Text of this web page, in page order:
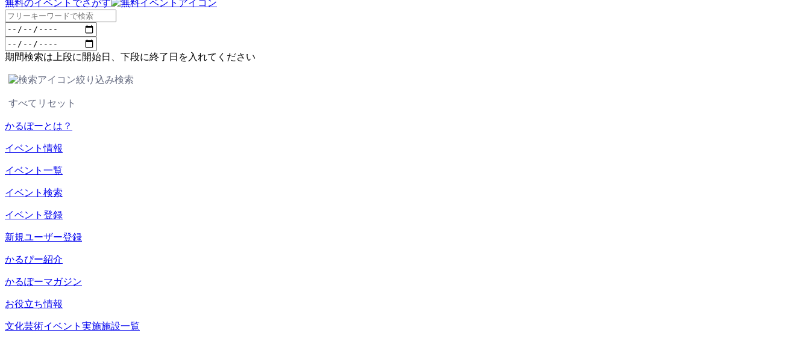
無料のイベントでさがす
期間検索は上段に開始日、下段に終了日を入れてください
絞り込み検索
すべてリセット
かるぽーとは？
イベント情報
イベント一覧
イベント検索
イベント登録
新規ユーザー登録
かるぴー紹介
かるぽーマガジン
お役立ち情報
文化芸術イベント実施施設一覧